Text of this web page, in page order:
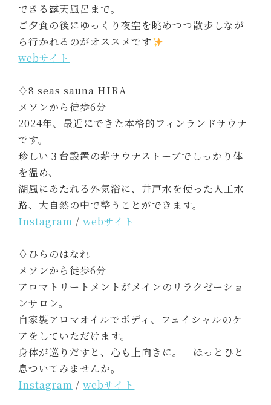
できる露天風呂まで。
ご夕食の後にゆっくり夜空を眺めつつ散歩しなが
ら行かれるのがオススメです
webサイト
♢8 seas sauna HIRA
メソンから徒歩6分
2024年、最近にできた本格的フィンランドサウナ
です。
珍しい３台設置の薪サウナストーブでしっかり体
を温め、
湖風にあたれる外気浴に、井戸水を使った人工水
路、大自然の中で整うことができます。
Instagram /webサイト
♢ひらのはなれ
メソンから徒歩6分
アロマトリートメントがメインのリラクゼーショ
ンサロン。
自家製アロマオイルでボディ、フェイシャルのケ
アをしていただけます。
身体が巡りだすと、心も上向きに。 ほっとひと
息ついてみませんか。
Instagram /webサイト